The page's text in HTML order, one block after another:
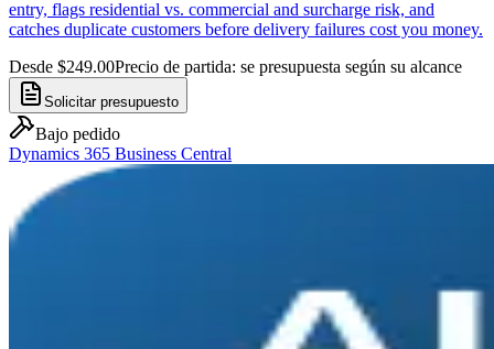
entry, flags residential vs. commercial and surcharge risk, and
catches duplicate customers before delivery failures cost you money.
Desde $249.00Precio de partida: se presupuesta según su alcance
Solicitar presupuesto
Bajo pedido
Dynamics 365 Business Central